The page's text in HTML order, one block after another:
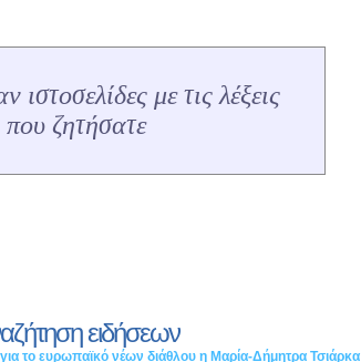
ιστοσελίδες με τις λέξεις
που ζητήσατε
ειδήσεων
το ευρωπαϊκό νέων διάθλου η Μαρία-Δήμητρα Τσιάρκα